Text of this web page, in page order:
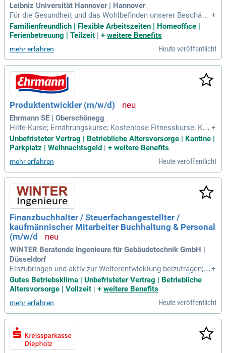
Leibniz Universität Hannover | Hannover
Für die Gesundheit und das Wohlbefinden unserer Beschäfti
gten bieten wir ein umfassendes Sportprogramm mit über 1
00 Sportarten, einem Fitnessstudio inkl. Sauna und einer Kle
+
Familienfreundlich | Flexible Arbeitszeiten | Homeoffice |
Ferienbetreuung | Teilzeit | + weitere Benefits
mehr erfahren Heute veröffentlicht
Produktentwickler (m/w/d)
Ehrmann SE | Oberschönegg
Hilfe-Kurse; Ernährungskurse; Kostenlose Fitnesskurse; Kos
tenlose Joghurtprodukte; Kostenloser Kaffee; Kostenloses
Obst; Ehrmann Lädele; Parkplatz; Urlaubs- und Weihnachtsg
eld; Versicherungsberatung. Kontakt: Rufen Sie uns einfach
an.
+
Unbefristeter Vertrag | Betriebliche Altersvorsorge | Kantine |
Parkplatz | Weihnachtsgeld | + weitere Benefits
mehr erfahren Heute veröffentlicht
Finanzbuchhalter / Steuerfachangestellter /
kaufmännischer Mitarbeiter Buchhaltung & Personal
(m/w/d
WINTER Beratende Ingenieure für Gebäudetechnik GmbH |
Düsseldorf
Einzubringen und aktiv zur Weiterentwicklung beizutragen; A
ttraktives Arbeitsumfeld: Moderne, ergonomisch ausgestatt
ete Büroräume sowie eine gute Verkehrsanbindung; Zusätzli
-Bike, ÖPNV-Ticket und Fitnessstudio
+
Gutes Betriebsklima | Unbefristeter Vertrag | Betriebliche
Altersvorsorge | Vollzeit
+ weitere Benefits
mehr erfahren Heute veröffentlicht